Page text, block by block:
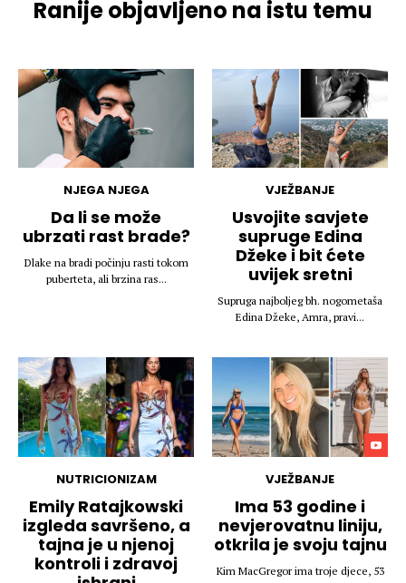
Ranije objavljeno na istu temu
NJEGA NJEGA
Da li se može
ubrzati rast brade?
Dlake na bradi počinju rasti tokom
puberteta, ali brzina ras...
VJEŽBANJE
Usvojite savjete
supruge Edina
Džeke i bit ćete
uvijek sretni
Supruga najboljeg bh. nogometaša
Edina Džeke, Amra, pravi...
NUTRICIONIZAM
Emily Ratajkowski
izgleda savršeno, a
tajna je u njenoj
kontroli i zdravoj
VJEŽBANJE
Ima 53 godine i
nevjerovatnu liniju,
otkrila je svoju tajnu
Kim MacGregor ima troje djece, 53